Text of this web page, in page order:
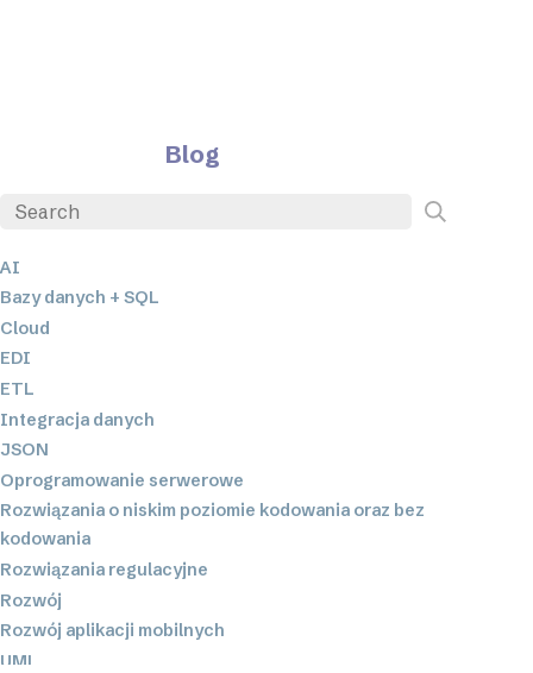
Blog
AI
Bazy danych + SQL
Cloud
EDI
ETL
Integracja danych
JSON
Oprogramowanie serwerowe
Rozwiązania o niskim poziomie kodowania oraz bez
kodowania
Rozwiązania regulacyjne
Rozwój
Rozwój aplikacji mobilnych
UML